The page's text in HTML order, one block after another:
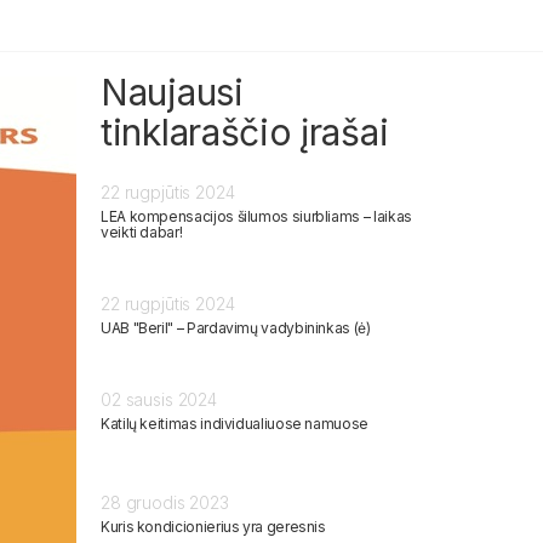
Naujausi
tinklaraščio įrašai
22 rugpjūtis 2024
LEA kompensacijos šilumos siurbliams – laikas
veikti dabar!
22 rugpjūtis 2024
UAB "Beril" – Pardavimų vadybininkas (ė)
02 sausis 2024
Katilų keitimas individualiuose namuose
28 gruodis 2023
Kuris kondicionierius yra geresnis